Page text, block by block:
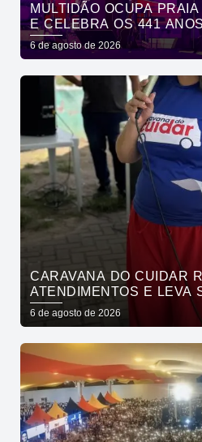
MULTIDÃO OCUPA
E CELEBRA OS 441
SHOWS DE ROUPA
6 de agosto de 2026
CARAVANA DO CUIDAR
ATENDIMENTOS E LEVA
GRATUITOS AO BAIRRO
NESTA SEXTA-FEIRA
6 de agosto de 2026